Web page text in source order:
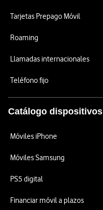
Tarjetas Prepago Móvil
Roaming
Llamadas internacionales
Teléfono fijo
Catálogo dispositivos
Móviles iPhone
Móviles Samsung
PS5 digital
Financiar móvil a plazos